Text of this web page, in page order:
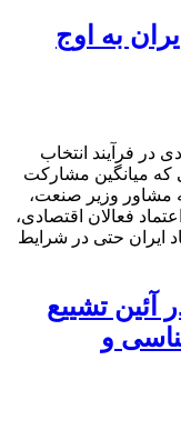
به اوج
۳۵۹بنگاه اقتصادی در فرآیند انتخاب
که میانگین مشارکت
بود؛ به گفته مشاور وزیر صنعت،
فعالان اقتصادی،
ایران حتی در شرایط
آئین تشییع
و